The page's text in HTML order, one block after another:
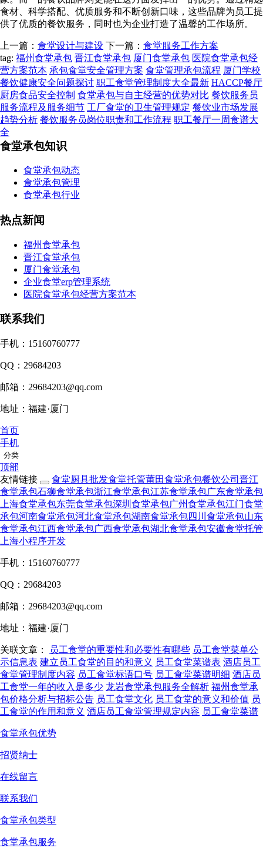
食材、科学搭配、优质服务和不断创新口味，这些品牌为员工提
供了优质的餐饮服务，同时也为企业打造了温馨的工作场所。
上一篇： 食堂设计与建设 下一篇： 食堂服务工作方案
tag: 福州食堂承包 晋江食堂承包 厦门食堂承包 医院食堂承包经
营方案范本 承包食堂安全管理方案 食堂管理承包流程 厦门学校
餐饮健康安全问题探讨 职工食堂管理制度大全最新 HACCP餐厅
厨房食品安全控制 食堂承包与自主经营的优势对比 餐饮服务员
服务流程及服务细节 工厂食堂的卫生管理规定 餐饮业市场发展
趋势分析 餐饮服务员岗位职责和工作流程 职工餐厅一周食谱大
全
食堂承包知识
食堂承包动态
食堂承包管理
食堂承包行业
热点新闻
福州食堂承包
晋江食堂承包
厦门食堂承包
企业食堂erp管理系统
医院食堂承包经营方案范本
联系我们
手机：15160760777
QQ：29684203
邮箱：29684203@qq.com
地址：福建·厦门
首页
手机
分类
顶部
友情链接
食堂厨具批发食堂托管莆田食堂承包餐饮公司 晋江
食堂承包石狮食堂承包浙江食堂承包江苏食堂承包广东食堂承包
上海食堂承包东莞食堂承包深圳食堂承包广州食堂承包江门食堂
承包河南食堂承包河北食堂承包湖南食堂承包四川食堂承包山东
食堂承包江西食堂承包广西食堂承包湖北食堂承包安徽食堂托管
上海小程序开发
手机：15160760777
QQ：29684203
邮箱：29684203@qq.com
地址：福建·厦门
关联文章： 员工食堂的重要性和必要性有哪些 员工食堂菜单公
示信息表 建立员工食堂的目的和意义 员工食堂菜谱表 酒店员工
食堂管理制度内容 员工食堂标语口号 员工食堂菜谱明细 酒店员
工食堂一年的收入是多少 龙岩食堂承包服务全解析 福州食堂承
包价格分析与招标公告 员工食堂文化 员工食堂的意义和价值 员
工食堂的作用和意义 酒店员工食堂管理规定内容 员工食堂菜谱
食堂承包优势
招贤纳士
在线留言
联系我们
食堂承包类型
食堂承包服务